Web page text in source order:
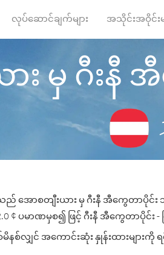
လုပ်ဆောင်ချက်များ အသိုင်းအဝိုင်းမ
း မှ ဂီးနီ
သည် အောစတျီးယား မှ ဂီးနီ အီကွေတာပို
¢ ပမာဏမှစ၍ ဖြင့် ဂီးနီ အီကွေတာပိုင်
စ်လျှင် အကောင်းဆုံး နှုန်းထားများ